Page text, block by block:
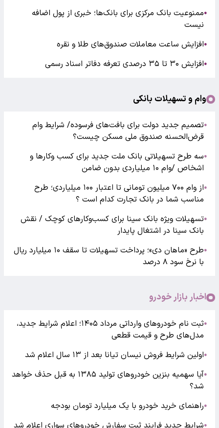
●ممنوعیت بانک مرکزی برای بانک‌ها؛ خبری از پول اضافه
نیست
●افزایش ساعت معاملات صندوق‌های طلا و نقره
●افزایش ۳۰ تا ۳۵ درصدی تعرفه دفاتر اسناد رسمی
وام و تسهیلات بانکی
●تصمیم جدید دولت برای بافت‌های فرسوده/ شرایط وام
قرض‌الحسنه صندوق ملی مسکن چیست؟
●سه طرح تسهیلاتی بانک ملت جدید برای کسب وکارها و
اشخاص /وام ۱۰ میلیاردی بدون ضامن
●
از وام ۷۰۰ میلیون تومانی تا اعتبار ۱۰۰ میلیاردی؛ طرح
مناسب شما در بانک تجارت کدام است ؟
●تسهیلات ویژه بانک سینا برای کسب‌وکارهای کوچک / نقش
بانک سینا در اشتغال پایدار
●
طرح «ماهان دی»؛ پرداخت تسهیلات تا سقف ۱۰ میلیارد ریال
با نرخ سود ۸ درصد
اخبار بازار خودرو
●
ثبت نام خودروهای وارداتی مرداد ۱۴۰۵؛ اعلام شرایط جدید،
مدل‌های طرح و قیمت قطعی
●اولین شرایط فروش نیسان تیانا بعد از ۱۳ سال اعلام شد
●
آیا سهمیه بنزین خودروهای تولید ۱۳۸۵ به قبل حذف خواهد
شد؟
●راهنمای خرید خودرو با یک میلیارد تومان بودجه
●شرایط جدید فرایند ثبت سفارش خودروهای سواری اعلام شد